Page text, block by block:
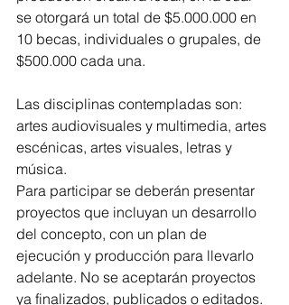
se otorgará un total de $5.000.000 en
10 becas, individuales o grupales, de
$500.000 cada una.
Las disciplinas contempladas son:
artes audiovisuales y multimedia, artes
escénicas, artes visuales, letras y
música.
Para participar se deberán presentar
proyectos que incluyan un desarrollo
del concepto, con un plan de
ejecución y producción para llevarlo
adelante. No se aceptarán proyectos
ya finalizados, publicados o editados.